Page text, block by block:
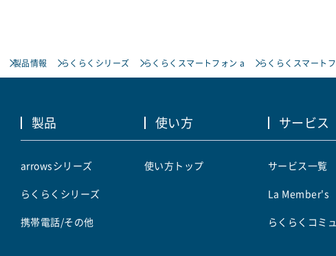
製品情報 らくらくシリーズ らくらくスマートフォン a らくらくスマート
製品
arrowsシリーズ
らくらくシリーズ
携帯電話/その他
使い方
使い方トップ
サービス
サービス一覧
La Member's
らくらくコミ